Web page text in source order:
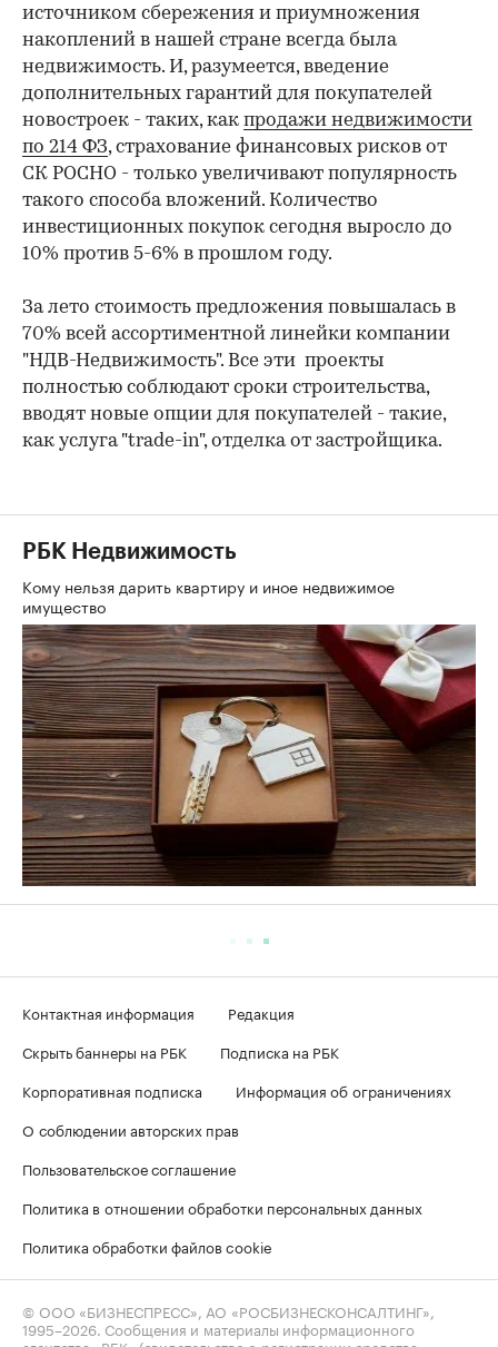
источником сбережения и приумножения
накоплений в нашей стране всегда была
недвижимость. И, разумеется, введение
дополнительных гарантий для покупателей
новостроек - таких, как продажи недвижимости
по 214 ФЗ, страхование финансовых рисков от
СК РОСНО - только увеличивают популярность
такого способа вложений. Количество
инвестиционных покупок сегодня выросло до
10% против 5-6% в прошлом году.
За лето стоимость предложения повышалась в
70% всей ассортиментной линейки компании
"НДВ-Недвижимость". Все эти проекты
полностью соблюдают сроки строительства,
вводят новые опции для покупателей - такие,
как услуга "trade-in", отделка от застройщика.
РБК Недвижимость
Кому нельзя дарить квартиру и иное недвижимое
имущество
Контактная информация
Редакция
Скрыть баннеры на РБК
Подписка на РБК
Корпоративная подписка
Информация об ограничениях
О соблюдении авторских прав
Пользовательское соглашение
Политика в отношении обработки персональных данных
Политика обработки файлов cookie
© ООО «БИЗНЕСПРЕСС», АО «РОСБИЗНЕСКОНСАЛТИНГ»,
1995–2026. Сообщения и материалы информационного